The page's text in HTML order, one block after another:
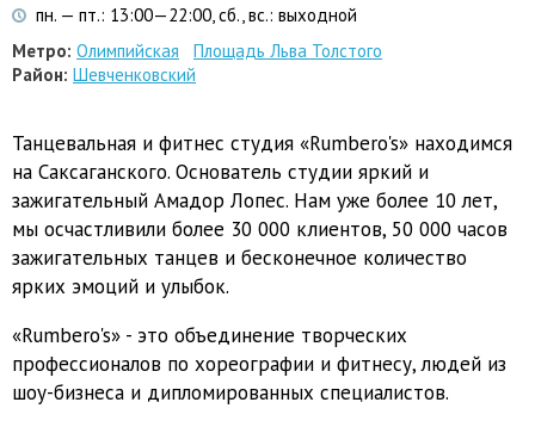
пн. — пт.: 13:00—22:00, сб., вс.: выходной
Метро: Олимпийская
Площадь Льва Толстого
Район: Шевченковский
Танцевальная и фитнес студия «Rumbero's» находимся
на Саксаганского. Основатель студии яркий и
зажигательный Амадор Лопес. Нам уже более 10 лет,
мы осчастливили более 30 000 клиентов, 50 000 часов
зажигательных танцев и бесконечное количество
ярких эмоций и улыбок.
«Rumbero's» - это объединение творческих
профессионалов по хореографии и фитнесу, людей из
шоу-бизнеса и дипломированных специалистов.